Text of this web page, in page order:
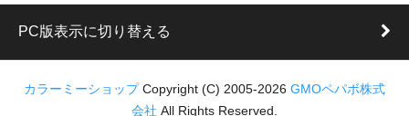
PC版表示に切り替える
カラーミーショップ Copyright (C) 2005-2026 GMOペパボ株式
会社 All Rights Reserved.